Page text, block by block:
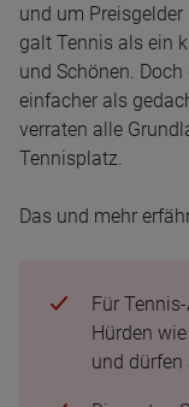
und um
galt Tennis als ein
und Schönen.
einfacher als
verraten alle
Tennisplatz.
Das und mehr
Für
Hürden
und dürfen